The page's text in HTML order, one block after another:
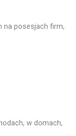
na posesjach firm,
w domach,